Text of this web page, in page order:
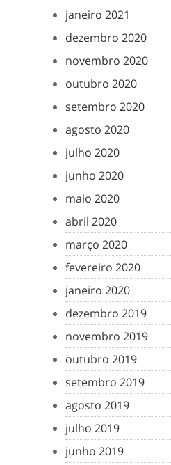
janeiro 2021
dezembro 2020
novembro 2020
outubro 2020
setembro 2020
agosto 2020
julho 2020
junho 2020
maio 2020
abril 2020
março 2020
fevereiro 2020
janeiro 2020
dezembro 2019
novembro 2019
outubro 2019
setembro 2019
agosto 2019
julho 2019
junho 2019